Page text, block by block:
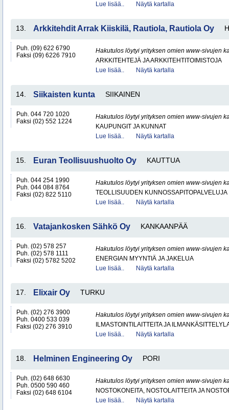
Lue lisää..
Näytä kartalla
13. Arkkitehdit Arrak Kiiskilä, Rautiola, Rautiola Oy
Puh. (09) 622 6790
Faksi (09) 6226 7910
Hakutulos löytyi yrityksen omien www-sivujen
ARKKITEHTEJÄ JA ARKKITEHTITOIMISTOJA
Lue lisää..
Näytä kartalla
14. Siikaisten kunta SIIKAINEN
Puh. 044 720 1020
Faksi (02) 552 1224
Hakutulos löytyi yrityksen omien www-sivujen
KAUPUNGIT JA KUNNAT
Lue lisää..
Näytä kartalla
15. Euran Teollisuushuolto Oy KAUTTUA
Puh. 044 254 1990
Puh. 044 084 8764
Faksi (02) 822 5110
Hakutulos löytyi yrityksen omien www-sivujen
TEOLLISUUDEN KUNNOSSAPITOPALVELUJA
Lue lisää..
Näytä kartalla
16. Vatajankosken Sähkö Oy KANKAANPÄÄ
Puh. (02) 578 257
Puh. (02) 578 1111
Faksi (02) 5782 5202
Hakutulos löytyi yrityksen omien www-sivujen
ENERGIAN MYYNTIÄ JA JAKELUA
Lue lisää..
Näytä kartalla
17. Elixair Oy TURKU
Puh. (02) 276 3900
Puh. 0400 533 039
Faksi (02) 276 3910
Hakutulos löytyi yrityksen omien www-sivujen
ILMASTOINTILAITTEITA JA
Lue lisää..
Näytä kartalla
18. Helminen Engineering Oy PORI
Puh. (02) 648 6630
Puh. 0500 590 460
Faksi (02) 648 6104
Hakutulos löytyi yrityksen omien www-sivujen
NOSTOKONEITA, NOSTOLAITTEITA JA
Lue lisää..
Näytä kartalla